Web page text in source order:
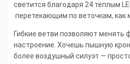
светится благодаря 24 тёплым
перетекающим по веточкам, как
Гибкие ветви позволяют менять
настроение. Хочешь пышную
более воздушный силуэт —